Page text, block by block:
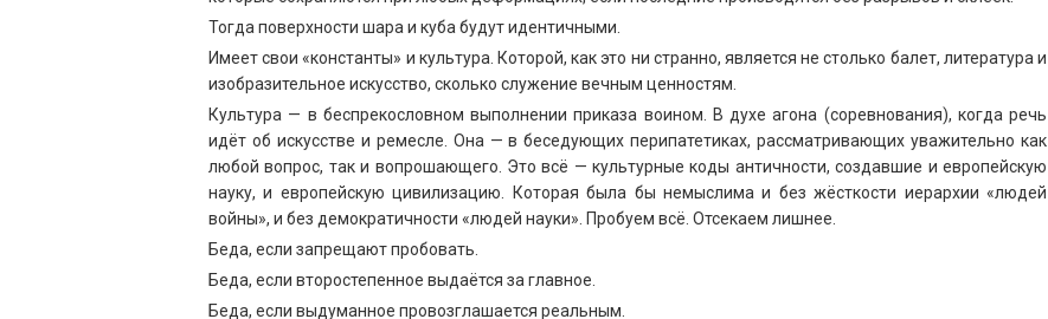
Тогда поверхности шара и куба будут идентичными.
Имеет свои «константы» и культура. Которой, как это ни странно, является не столько балет, литература и
изобразительное искусство, сколько служение вечным ценностям.
Культура — в беспрекословном выполнении приказа воином. В духе агона (соревнования), когда речь
идёт об искусстве и ремесле. Она — в беседующих перипатетиках, рассматривающих уважительно как
любой вопрос, так и вопрошающего. Это всё — культурные коды античности, создавшие и европейскую
науку, и европейскую цивилизацию. Которая была бы немыслима и без жёсткости иерархии «людей
войны», и без демократичности «людей науки». Пробуем всё. Отсекаем лишнее.
Беда, если запрещают пробовать.
Беда, если второстепенное выдаётся за главное.
Беда, если выдуманное провозглашается реальным.